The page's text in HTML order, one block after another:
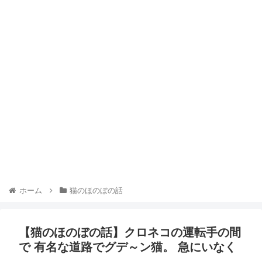
ホーム 猫のほのぼの話
【猫のほのぼの話】クロネコの運転手の間
で 有名な道路でグデ～ン猫。 急にいなく